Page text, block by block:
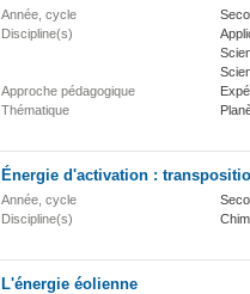
Année, cycle
Discipline(s)
Approche pédagogique
Thématique
Énergie d'activation :
Année, cycle
Discipline(s)
L'énergie éolienne